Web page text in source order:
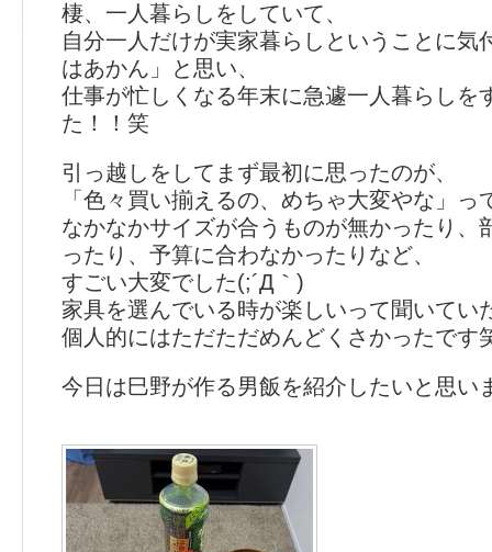
棲、一人暮らしをしていて、
自分一人だけが実家暮らしということに気
はあかん」と思い、
仕事が忙しくなる年末に急遽一人暮らしを
た！！笑
引っ越しをしてまず最初に思ったのが、
「色々買い揃えるの、めちゃ大変やな」っ
なかなかサイズが合うものが無かったり、
ったり、予算に合わなかったりなど、
すごい大変でした(;´Д｀)
家具を選んでいる時が楽しいって聞いてい
個人的にはただただめんどくさかったです
今日は巳野が作る男飯を紹介したいと思い